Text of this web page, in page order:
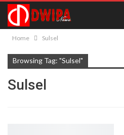
Home Sulsel
Browsing Tag: "Sulsel"
Sulsel